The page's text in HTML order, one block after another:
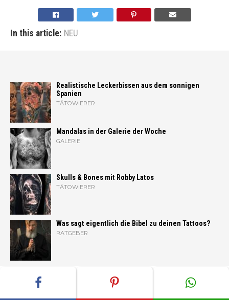
In this article: NEU
Realistische Leckerbissen aus dem sonnigen
Spanien
TÄTOWIERER
Mandalas in der Galerie der Woche
GALERIE
Skulls & Bones mit Robby Latos
TÄTOWIERER
Was sagt eigentlich die Bibel zu deinen Tattoos?
RATGEBER